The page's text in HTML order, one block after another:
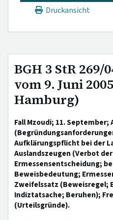
Druckansicht
BGH 3 StR 269/
vom 9. Juni
Hamburg)
Fall Mzoudi; 11.
Aufklärungspflicht bei der
Auslandszeugen (Verbot
Ermessensentscheidung;
Beweisbedeutung;
Zweifelssatz (Beweisregel;
Indiztatsache; Beruhen);
(Urteilsgründe).